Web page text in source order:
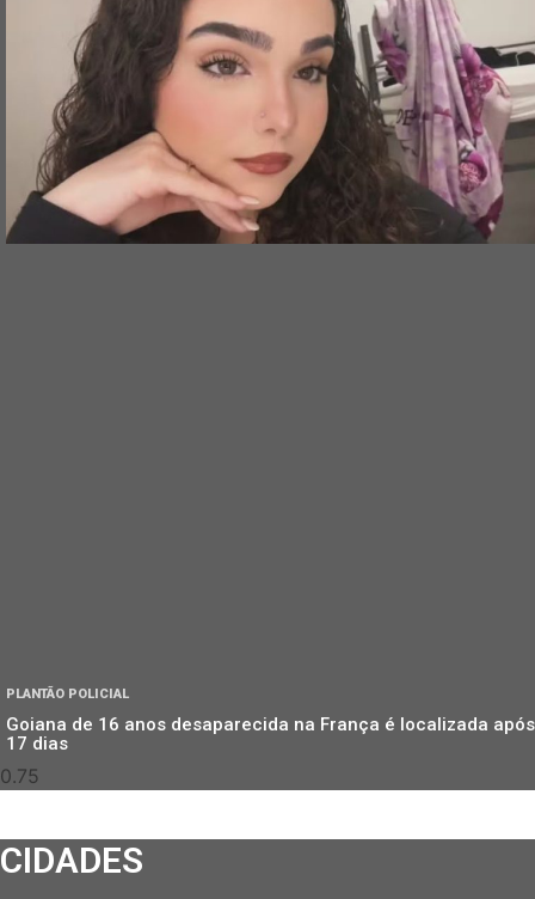
PLANTÃO POLICIAL
Goiana de 16 anos desaparecida na França é localizada após
17 dias
CIDADES